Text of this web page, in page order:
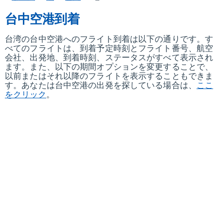
台中空港到着
台湾の台中空港へのフライト到着は以下の通りです。す
べてのフライトは、到着予定時刻とフライト番号、航空
会社、出発地、到着時刻、ステータスがすべて表示され
ます。また、以下の期間オプションを変更することで、
以前またはそれ以降のフライトを表示することもできま
す。あなたは台中空港の出発を探している場合は、
ここ
をクリック 。